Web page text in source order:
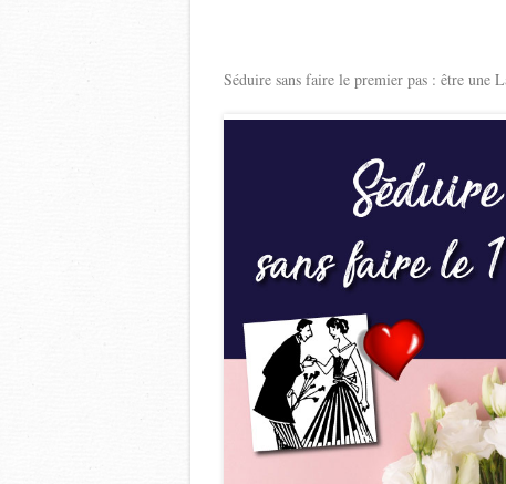
Séduire sans faire le premier pas : être une